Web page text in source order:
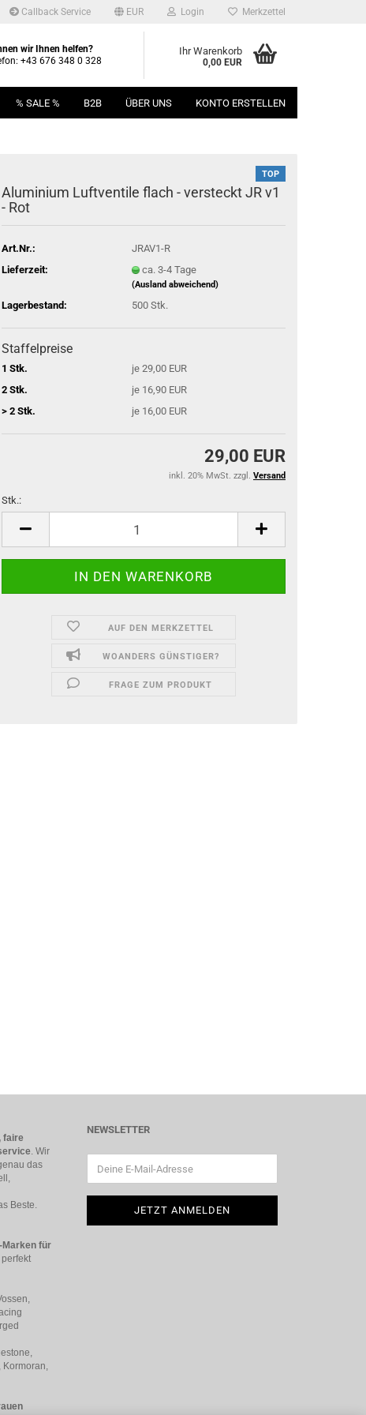
Callback Service EUR Login Merkzettel
wir Ihnen helfen?
+43 676 348 0 328
Ihr Warenkorb
0,00 EUR
% SALE % B2B ÜBER UNS KONTO ERSTELLEN
TOP
Alu­mi­ni­um Luft­ven­ti­le flach - ver­steckt JR v1
- Rot
Art.Nr.:
JRAV1-R
Lieferzeit:
ca. 3-4 Tage
(Ausland abweichend)
Lagerbestand: 500 Stk.
Staffelpreise
1 Stk.
je 29,00 EUR
2 Stk.
je 16,90 EUR
> 2 Stk.
je 16,00 EUR
29,00 EUR
inkl. 20% MwSt. zzgl. Versand
Stk.:
AUF DEN MERKZETTEL
WOANDERS GÜNSTIGER?
FRAGE ZUM PRODUKT
faire
. Wir
das
Beste.
Marken für
Kormoran,
NEWSLETTER